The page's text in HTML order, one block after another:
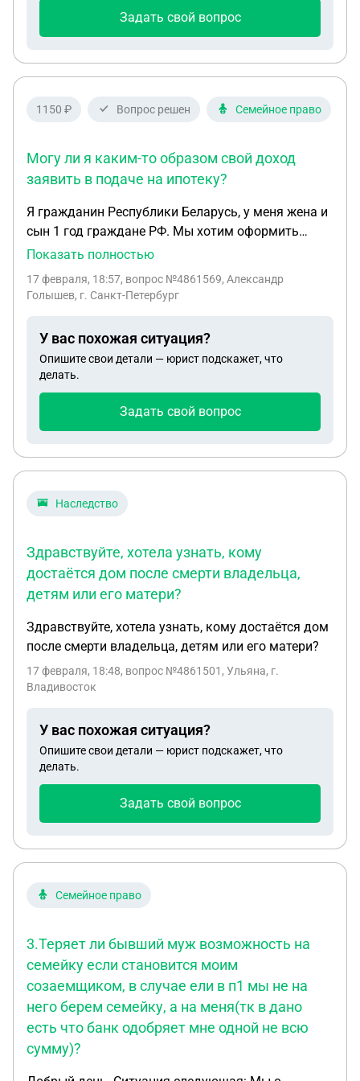
Задать свой вопрос
1150 ₽ Вопрос решен Семейное право
Могу ли я каким-то образом свой доход
заявить в подаче на ипотеку?
Я гражданин Республики Беларусь, у меня жена и
сын 1 год граждане РФ. Мы хотим оформить
семейную ипотеку. С 1 февраля 2026 года
Наш риелтор говорит, что теперь иностранный
интернете ходит достаточно разрозненная
информация. Но ключевые вопросы такие: 1. Если
жена является получателем ипотеки, могу ли я
выступать созаемщиком? 2. Могу ли я каким-то
образом свой доход заявить в подаче на ипотеку?
Показать полностью
17 февраля, 18:57, вопрос №4861569, Александр
Голышев, г. Санкт-Петербург
У вас похожая ситуация?
Опишите свои детали — юрист подскажет, что
делать.
Задать свой вопрос
Наследство
Здравствуйте, хотела узнать, кому
достаётся дом после смерти владельца,
детям или его матери?
Здравствуйте, хотела узнать, кому достаётся дом
после смерти владельца, детям или его матери?
17 февраля, 18:48, вопрос №4861501, Ульяна, г.
Владивосток
У вас похожая ситуация?
Опишите свои детали — юрист подскажет, что
делать.
Задать свой вопрос
Семейное право
3.Теряет ли бывший муж возможность на
семейку если становится моим
созаемщиком, в случае ели в п1 мы не на
него берем семейку, а на меня(тк в дано
есть что банк одобряет мне одной не всю
сумму)?